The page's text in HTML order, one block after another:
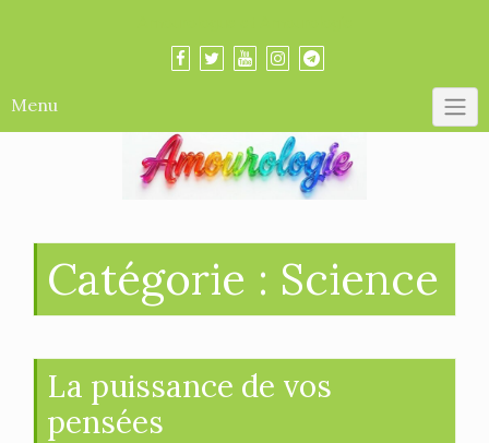
Menu
Catégorie : Science
La puissance de vos
pensées